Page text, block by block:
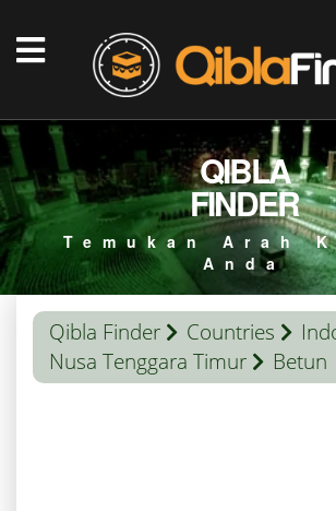
QIBLA
FINDER
Temukan Arah
Anda
Qibla Finder Countries
Nusa Tenggara Timur
Betun